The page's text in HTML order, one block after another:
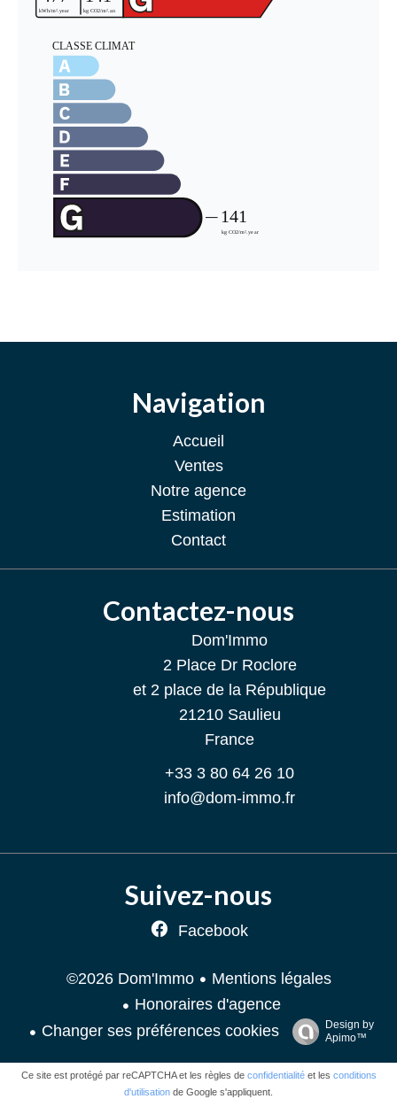
Navigation
Accueil
Ventes
Notre agence
Estimation
Contact
Contactez-nous
Dom'Immo
2 Place Dr Roclore
et 2 place de la République
21210Saulieu
France
+33 3 80 64 26 10
info@dom-immo.fr
Suivez-nous
Facebook
©2026 Dom'Immo
Mentions légales
Honoraires d'agence
Changer ses préférences cookies
Design by
Apimo™
Ce site est protégé par reCAPTCHA et les règles de confidentialitéet les conditions
d'utilisation de Google s'appliquent.